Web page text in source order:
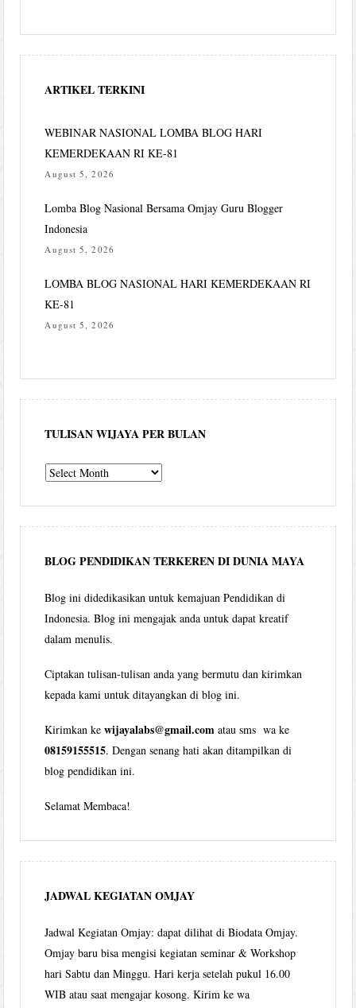
ARTIKEL TERKINI
WEBINAR NASIONAL LOMBA BLOG HARI
KEMERDEKAAN RI KE-81
August 5, 2026
Lomba Blog Nasional Bersama Omjay Guru Blogger
Indonesia
August 5, 2026
LOMBA BLOG NASIONAL HARI KEMERDEKAAN RI
KE-81
August 5, 2026
TULISAN WIJAYA PER BULAN
Tulisan
per
bulan
BLOG PENDIDIKAN TERKEREN DI DUNIA MAYA
Blog ini didedikasikan untuk kemajuan Pendidikan di
Indonesia. Blog ini mengajak anda untuk dapat kreatif
dalam menulis.
Ciptakan tulisan-tulisan anda yang bermutu dan kirimkan
kepada kami untuk ditayangkan di blog ini.
Kirimkan kewijayalabs@gmail.com atau sms wa ke
08159155515. Dengan senang hati akan ditampilkan di
blog pendidikan ini.
Selamat Membaca!
JADWAL KEGIATAN OMJAY
Jadwal Kegiatan Omjay: dapat dilihat di Biodata Omjay.
Omjay baru bisa mengisi kegiatan seminar & Workshop
hari Sabtu dan Minggu. Hari kerja setelah pukul 16.00
WIB atau saat mengajar kosong. Kirim ke wa